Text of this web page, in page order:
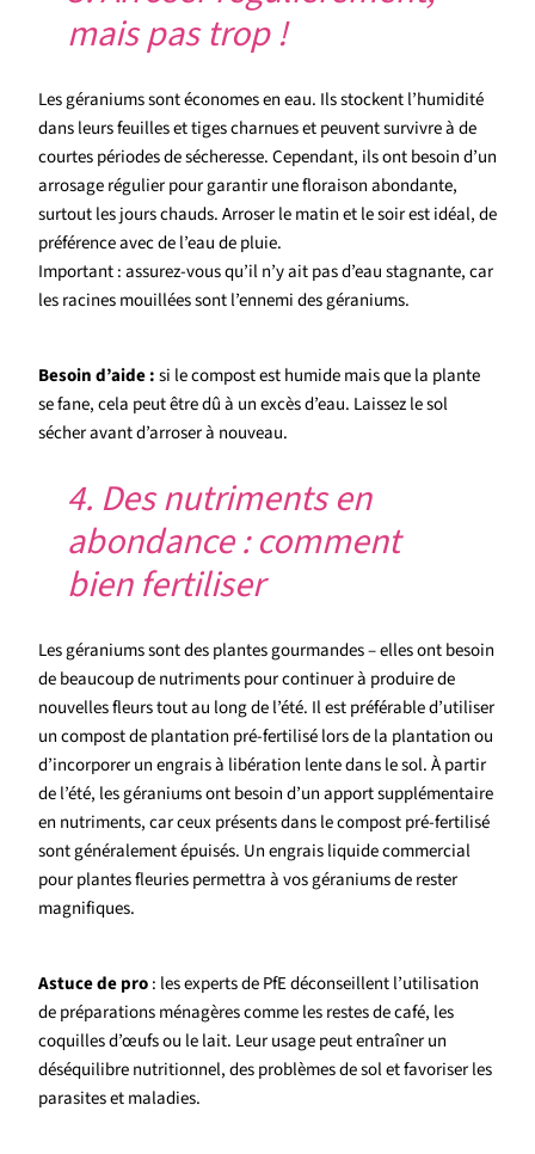
mais pas trop !
Les géraniums sont économes en eau. Ils stockent l’humidité
dans leurs feuilles et tiges charnues et peuvent survivre à de
courtes périodes de sécheresse. Cependant, ils ont besoin d’un
arrosage régulier pour garantir une floraison abondante,
surtout les jours chauds. Arroser le matin et le soir est idéal, de
préférence avec de l’eau de pluie.
Important : assurez-vous qu’il n’y ait pas d’eau stagnante, car
les racines mouillées sont l’ennemi des géraniums.
Besoin d’aide :si le compost est humide mais que la plante
se fane, cela peut être dû à un excès d’eau. Laissez le sol
sécher avant d’arroser à nouveau.
4. Des nutriments en
abondance : comment
bien fertiliser
Les géraniums sont des plantes gourmandes – elles ont besoin
de beaucoup de nutriments pour continuer à produire de
nouvelles fleurs tout au long de l’été. Il est préférable d’utiliser
un compost de plantation pré-fertilisé lors de la plantation ou
d’incorporer un engrais à libération lente dans le sol. À partir
de l’été, les géraniums ont besoin d’un apport supplémentaire
en nutriments, car ceux présents dans le compost pré-fertilisé
sont généralement épuisés. Un engrais liquide commercial
pour plantes fleuries permettra à vos géraniums de rester
magnifiques.
Astuce de pro: les experts de PfE déconseillent l’utilisation
de préparations ménagères comme les restes de café, les
coquilles d’œufs ou le lait. Leur usage peut entraîner un
déséquilibre nutritionnel, des problèmes de sol et favoriser les
parasites et maladies.